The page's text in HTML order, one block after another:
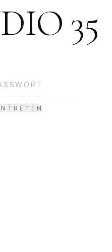
35